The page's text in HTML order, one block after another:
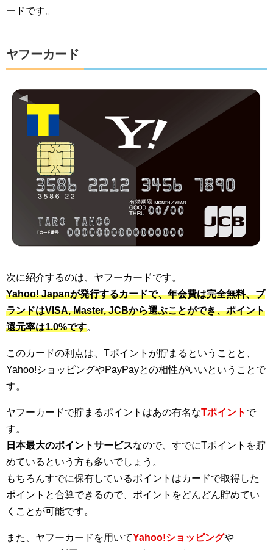
ードです。
ヤフーカード
次に紹介するのは、ヤフーカードです。
Yahoo! Japanが発行するカードで、年会費は完全無料、ブ
ランドはVISA, Master, JCBから選ぶことができ、ポイント
還元率は1.0%です。
このカードの利点は、Tポイントが貯まるということと、
Yahoo!ショッピングやPayPayとの相性がいいということで
す。
ヤフーカードで貯まるポイントはあの有名なTポイント で
す。
日本最大のポイントサービスなので、すでにTポイントを貯
めているという方も多いでしょう。
もちろんすでに保有しているポイントはカードで取得した
ポイントと合算できるので、ポイントをどんどん貯めてい
くことが可能です。
また、ヤフーカードを用いてYahoo!ショッピングや